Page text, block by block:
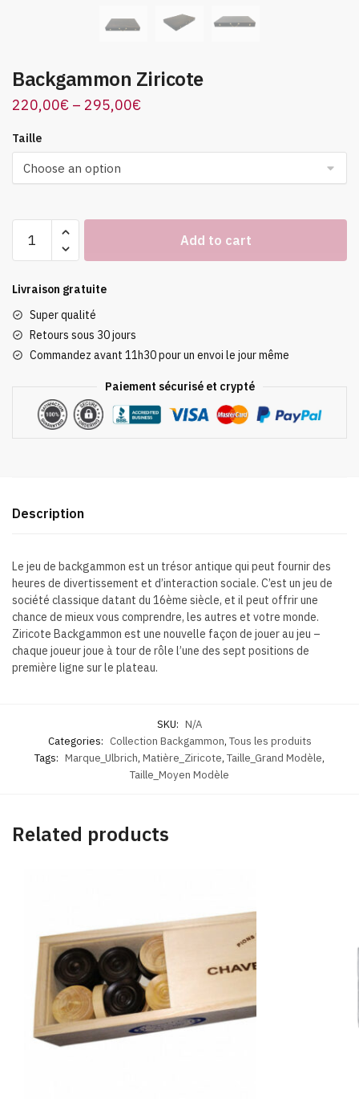
Backgammon Ziricote
220,00€ – 295,00€
Taille
Backgammon
Ziricote
Add to cart
Livraison gratuite
Super qualité
Retours sous 30 jours
Commandez avant 11h30 pour un envoi le jour même
Paiement sécurisé et crypté
Description
Le jeu de backgammon est un trésor antique qui peut fournir des
heures de divertissement et d’interaction sociale. C’est un jeu de
société classique datant du 16ème siècle, et il peut offrir une
chance de mieux vous comprendre, les autres et votre monde.
Ziricote Backgammon est une nouvelle façon de jouer au jeu –
chaque joueur joue à tour de rôle l’une des sept positions de
première ligne sur le plateau.
SKU: N/A
Categories: Collection Backgammon, Tous les produits
Tags: Marque_Ulbrich, Matière_Ziricote, Taille_Grand Modèle,
Taille_Moyen Modèle
Related products